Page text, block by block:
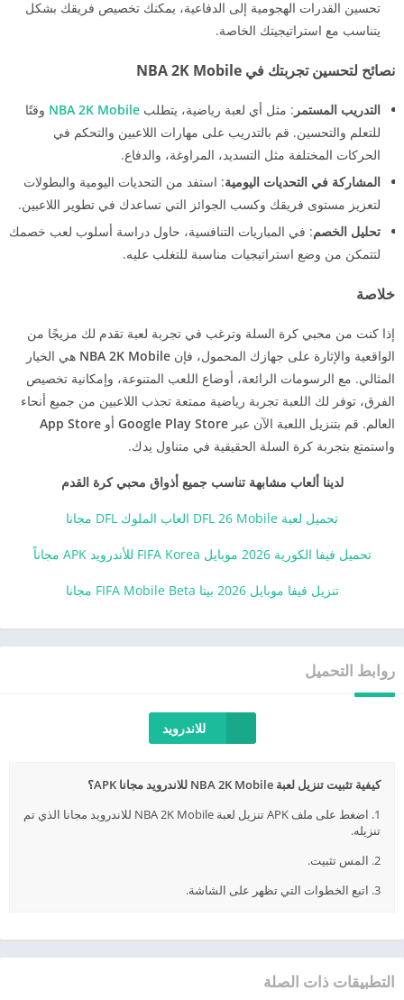
تحسين القدرات الهجومية إلى الدفاعية، يمكنك تخصيص فريقك بشكل
يتناسب مع استراتيجيتك الخاصة.
نصائح لتحسين تجربتك في NBA 2K Mobile
التدريب المستمر : مثل أي لعبة رياضية، يتطلب NBA 2K Mobile وقتًا
للتعلم والتحسين. قم بالتدريب على مهارات اللاعبين والتحكم في
الحركات المختلفة مثل التسديد، المراوغة، والدفاع.
المشاركة في التحديات اليومية: استفد من التحديات اليومية والبطولات
لتعزيز مستوى فريقك وكسب الجوائز التي تساعدك في تطوير اللاعبين.
تحليل الخصم: في المباريات التنافسية، حاول دراسة أسلوب لعب خصمك
لتتمكن من وضع استراتيجيات مناسبة للتغلب عليه.
خلاصة
إذا كنت من محبي كرة السلة وترغب في تجربة لعبة تقدم لك مزيجًا من
الواقعية والإثارة على جهازك المحمول، فإن NBA 2K Mobile هي الخيار
المثالي. مع الرسومات الرائعة، أوضاع اللعب المتنوعة، وإمكانية تخصيص
الفرق، توفر لك اللعبة تجربة رياضية ممتعة تجذب اللاعبين من جميع أنحاء
العالم. قم بتنزيل اللعبة الآن عبر Google Play Store أو App Store
واستمتع بتجربة كرة السلة الحقيقية في متناول يدك.
لدينا ألعاب مشابهة تناسب جميع أذواق محبي كرة القدم
تحميل لعبة DFL 26 Mobile العاب الملوك DFL مجانا
تحميل فيفا الكورية 2026 موبايل FIFA Korea للأندرويد APK مجاناً
تنزيل فيفا موبايل 2026 بيتا FIFA Mobile Beta مجانا
روابط التحميل
للاندرويد
كيفية تثبيت تنزيل لعبة NBA 2K Mobile للاندرويد مجانا APK؟
1. اضغط على ملف APK تنزيل لعبة NBA 2K Mobile للاندرويد مجانا الذي تم
تنزيله.
2. المس تثبيت.
3. اتبع الخطوات التي تظهر على الشاشة.
التطبيقات ذات الصلة